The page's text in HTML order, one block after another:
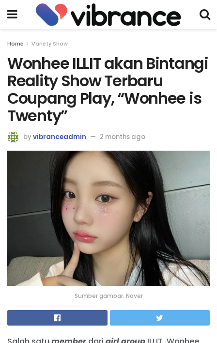
Home Variety Show
Wonhee ILLIT akan Bintangi
Reality Show Terbaru
Coupang Play, “Wonhee is
Twenty”
byvibranceadmin 2 months ago
Sumber gambar: Naver